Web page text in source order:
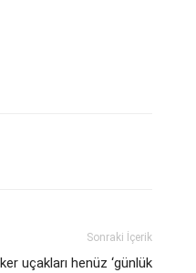
Sonraki İçerik
uçakları henüz ‘günlük